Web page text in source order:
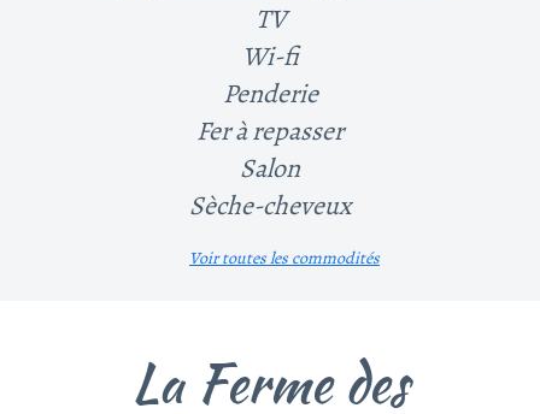
TV
Wi-fi
Penderie
Fer à repasser
Salon
Sèche-cheveux
Voir toutes les commodités
La Ferme des